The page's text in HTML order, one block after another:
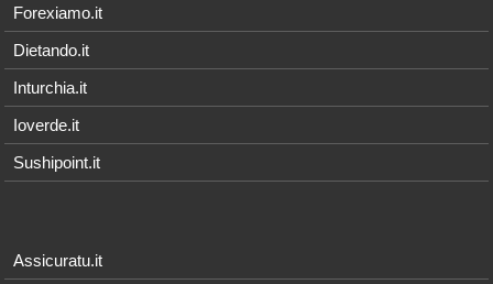
Forexiamo.it
Dietando.it
Inturchia.it
Ioverde.it
Sushipoint.it
Assicuratu.it